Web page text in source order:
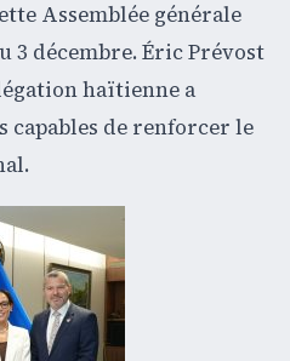
Assemblée générale
3 décembre. Éric Prévost
haïtienne a
de renforcer le